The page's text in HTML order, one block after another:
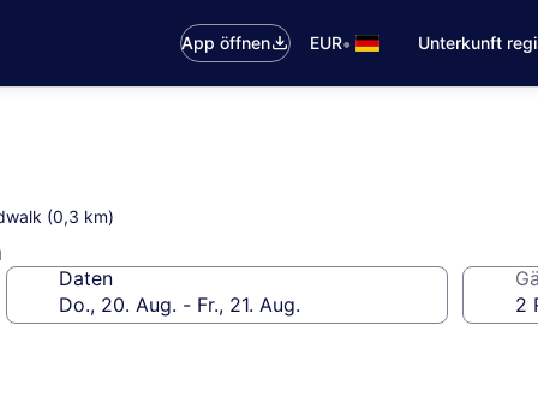
App öffnen EUR• Unterkunft
(0,3 km)
Daten